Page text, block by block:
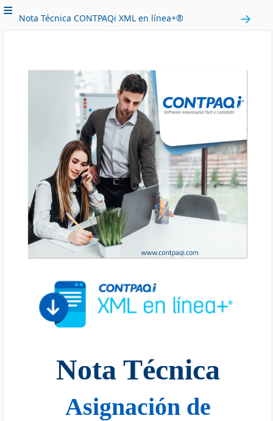
Nota Técnica CONTPAQi XML en línea+®
Nota Técnica
Asignación de